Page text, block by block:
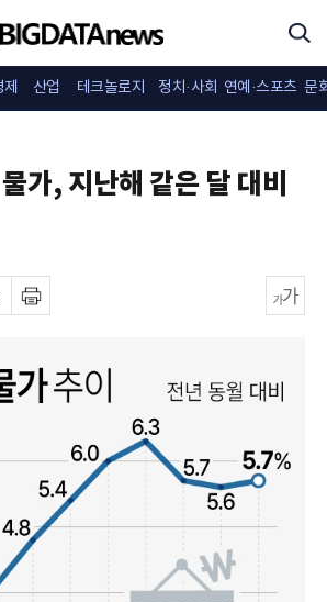
제 산업 테크놀로지 정치·사회 연예·스포츠 문
가, 지난해 같은 달 대비